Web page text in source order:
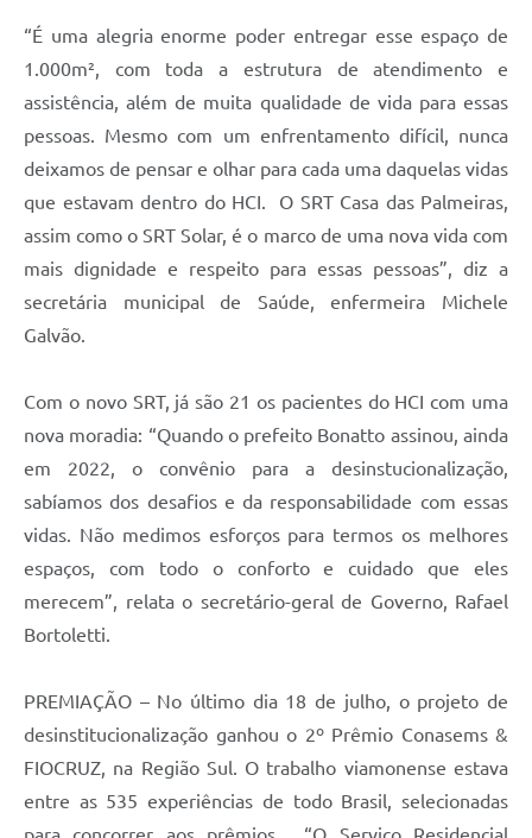
“É uma alegria enorme poder entregar esse espaço de
1.000m², com toda a estrutura de atendimento e
assistência, além de muita qualidade de vida para essas
pessoas. Mesmo com um enfrentamento difícil, nunca
deixamos de pensar e olhar para cada uma daquelas vidas
que estavam dentro do HCI. O SRT Casa das Palmeiras,
assim como o SRT Solar, é o marco de uma nova vida com
mais dignidade e respeito para essas pessoas”, diz a
secretária municipal de Saúde, enfermeira Michele
Galvão.
Com o novo SRT, já são 21 os pacientes do HCI com uma
nova moradia: “Quando o prefeito Bonatto assinou, ainda
em 2022, o convênio para a desinstucionalização,
sabíamos dos desafios e da responsabilidade com essas
vidas. Não medimos esforços para termos os melhores
espaços, com todo o conforto e cuidado que eles
merecem”, relata o secretário-geral de Governo, Rafael
Bortoletti.
PREMIAÇÃO – No último dia 18 de julho, o projeto de
desinstitucionalização ganhou o 2º Prêmio Conasems &
FIOCRUZ, na Região Sul. O trabalho viamonense estava
entre as 535 experiências de todo Brasil, selecionadas